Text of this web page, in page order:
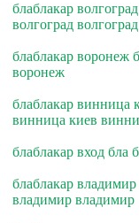
блаблакар
волгоград волгоград
блаблакар воронеж
воронеж
блаблакар винница
винница киев
блаблакар вход бла
блаблакар
владимир владимир